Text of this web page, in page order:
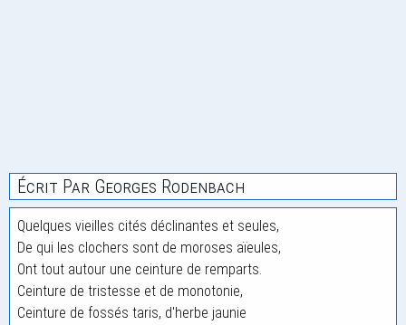
Écrit Par Georges Rodenbach
Quelques vieilles cités déclinantes et seules,
De qui les clochers sont de moroses aïeules,
Ont tout autour une ceinture de remparts.
Ceinture de tristesse et de monotonie,
Ceinture de fossés taris, d'herbe jaunie